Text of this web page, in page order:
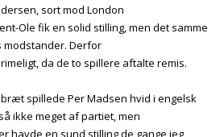
sort mod London
Ole fik en solid stilling, men det samme
modstander. Derfor
da de to spillere aftalte remis.
spillede Per Madsen hvid i engelsk
ikke meget af partiet, men
havde en sund stilling de gange jeg